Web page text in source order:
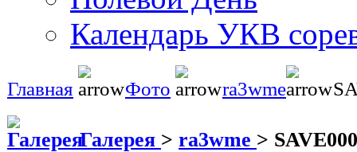
Календарь УКВ
Главная Фото ra3wme
Галерея > ra3wme >